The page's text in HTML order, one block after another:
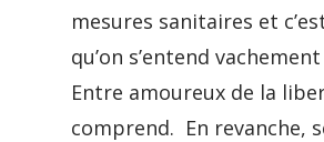
mesures sanitaires et
qu’on s’entend
Entre amoureux de la
comprend. En revanche,